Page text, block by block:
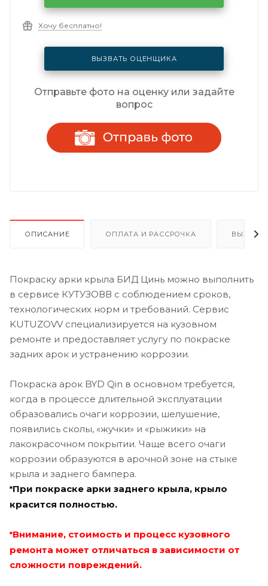
Хочу бесплатно!
ВЫЗВАТЬ ОЦЕНЩИКА
Отправьте фото на оценку или задайте
вопрос
ОПИСАНИЕ ОПЛАТА И РАССРОЧКА ВЫЗОВ
Покраску арки крыла БИД Цинь можно выполнить
в сервисе КУТУЗОВВ с соблюдением сроков,
технологических норм и требований. Сервис
KUTUZOVV специализируется на кузовном
ремонте и предоставляет услугу по покраске
задних арок и устранению коррозии.
Покраска арок BYD Qin в основном требуется,
когда в процессе длительной эксплуатации
образовались очаги коррозии, шелушение,
появились сколы, «жучки» и «рыжики» на
лакокрасочном покрытии. Чаще всего очаги
коррозии образуются в арочной зоне на стыке
крыла и заднего бампера.
*При покраске арки заднего крыла, крыло
красится полностью.
*Внимание, стоимость и процесс кузовного
ремонта может отличаться в зависимости от
сложности повреждений.